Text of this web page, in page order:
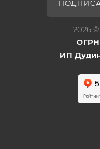
2026
ИП